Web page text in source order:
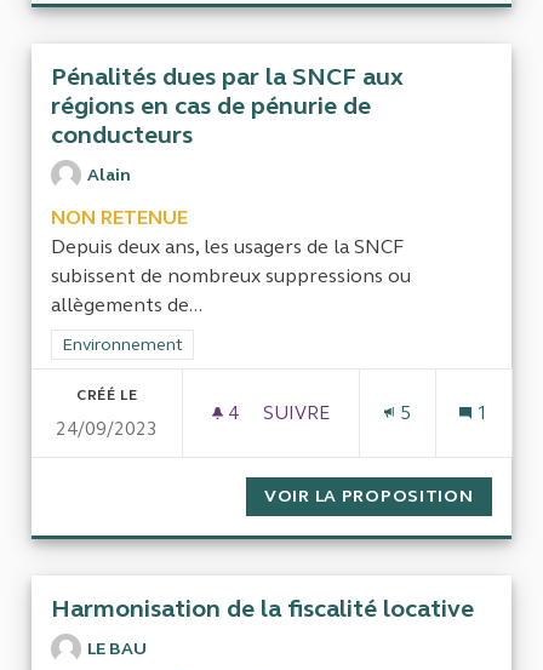
Pénalités dues par la SNCF aux
régions en cas de pénurie de
conducteurs
Alain
NON RETENUE
Depuis deux ans, les usagers de la SNCF
subissent de nombreux suppressions ou
allègements de...
Filtrer les résultats de la catégorie : Environnement
Environnement
CRÉÉ LE
24/09/2023
4 4 ABONNÉS
SUIVRE
5 1
VOIR LA PROPOSITION
Harmonisation de la fiscalité locative
LE BAU